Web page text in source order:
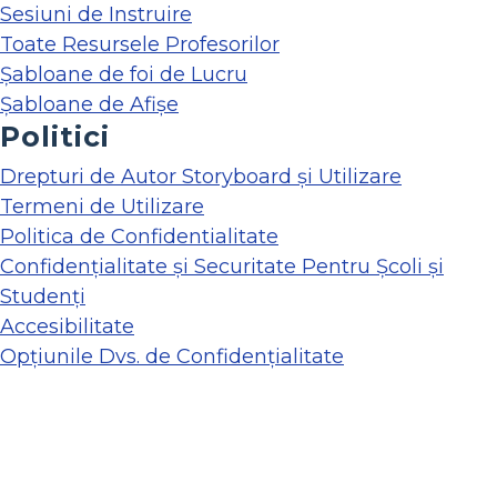
Sesiuni de Instruire
Toate Resursele Profesorilor
Șabloane de foi de Lucru
Șabloane de Afișe
Politici
Drepturi de Autor Storyboard și Utilizare
Termeni de Utilizare
Politica de Confidentialitate
Confidențialitate și Securitate Pentru Școli și
Studenți
Accesibilitate
Opțiunile Dvs. de Confidențialitate